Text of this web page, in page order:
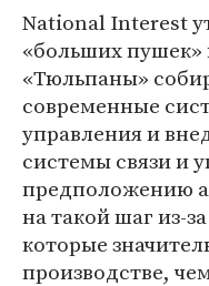
National Interest
«больших пушек»
«Тюльпаны»
современные
управления и
системы связи и
предположению
на такой шаг из-
которые
производстве,